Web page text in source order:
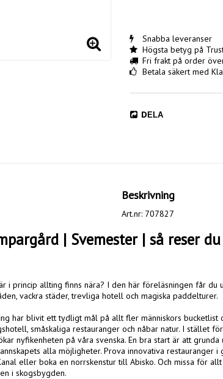
Snabba leveranser
Högsta betyg på
Fri frakt på order
Betala säkert med
DELA
Beskrivning
Art.nr: 707827
| Svemester | så reser
i princip allting finns nära? I den här föreläsningen får du
vackra städer, trevliga hotell och magiska paddelturer.
har blivit ett tydligt mål på allt fler människors bucketlist
småskaliga restauranger och nåbar natur. I stället
nyfikenheten på våra svenska. En bra start är att
alla möjligheter. Prova innovativa restauranger
eller boka en norrskenstur till Abisko. Och missa för
i skogsbygden.